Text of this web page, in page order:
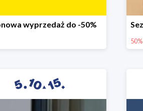
wyprzedaż do -50%
50%